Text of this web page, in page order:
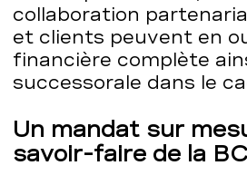
collaboration
et clients peuvent en
financière complète
successorale dans le
Un mandat sur
savoir-faire de la